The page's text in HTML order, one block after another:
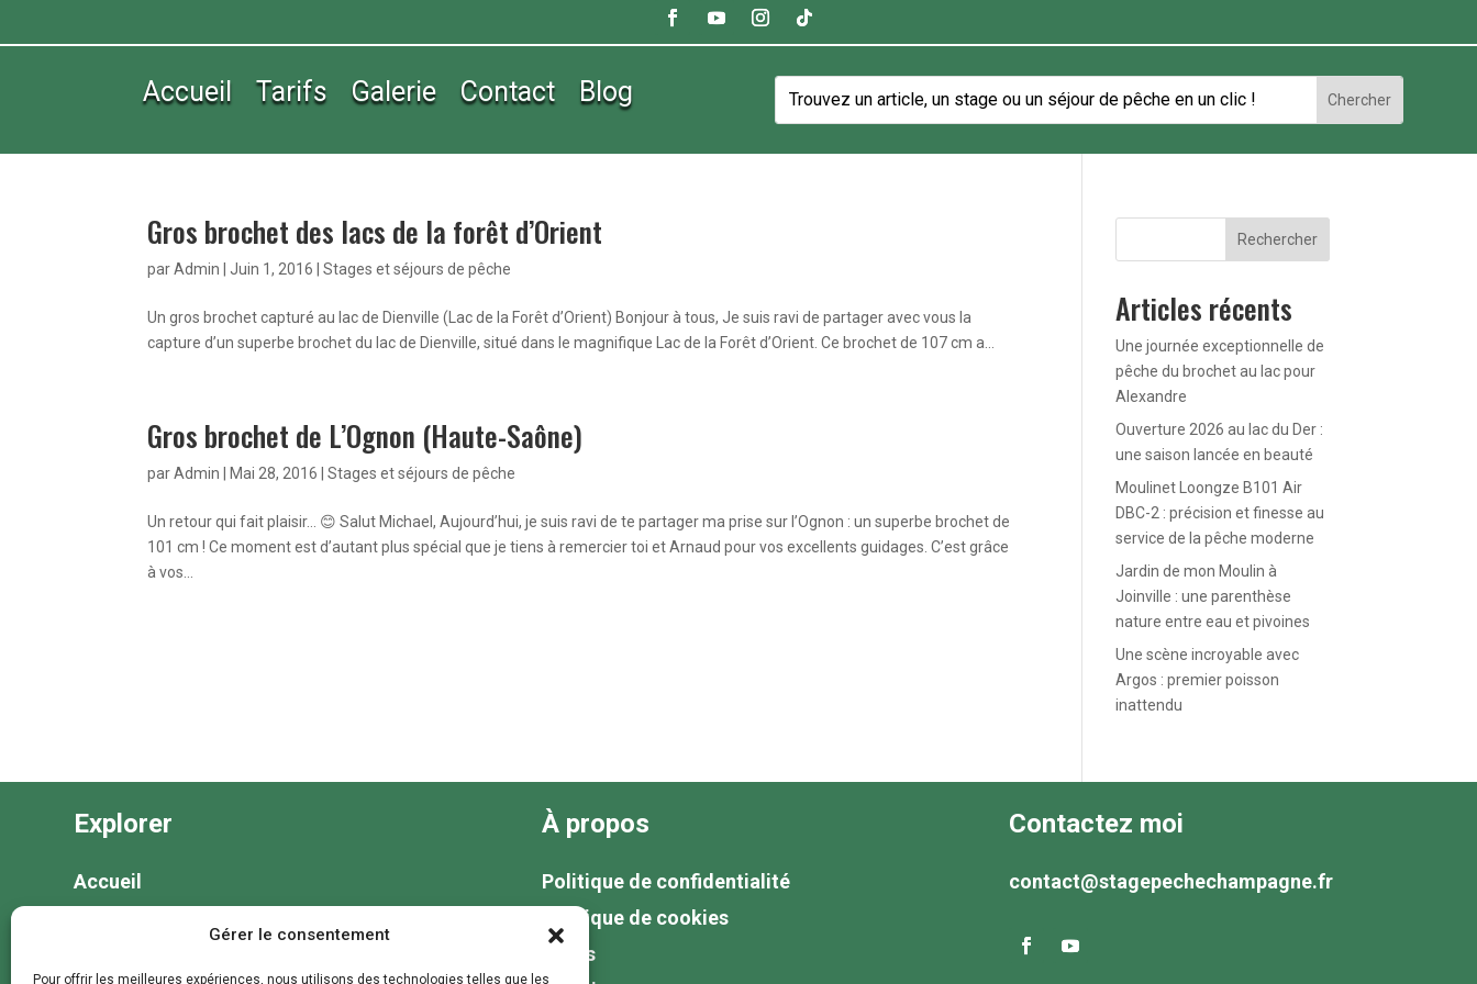
Gérer le consentement
Pour offrir les meilleures expériences, nous utilisons des technologies telles que les
Accueil Tarifs Galerie Contact Blog
Gros brochet des lacs de la forêt d’Orient
parAdmin |Juin 1, 2016 |Stages et séjours de pêche
Un gros brochet capturé au lac de Dienville (Lac de la Forêt d’Orient) Bonjour à tous, Je suis ravi de partager avec vous la
capture d’un superbe brochet du lac de Dienville, situé dans le magnifique Lac de la Forêt d’Orient. Ce brochet de 107 cm a...
Gros brochet de L’Ognon (Haute-Saône)
parAdmin Mai 28, 2016 |Stages et séjours de pêche
Un retour qui fait plaisir… 😊 Salut Michael, Aujourd’hui, je suis ravi de te partager ma prise sur l’Ognon : un superbe brochet de
101 cm ! Ce moment est d’autant plus spécial que je tiens à remercier toi et Arnaud pour vos excellents guidages. C’est grâce
à vos...
Rechercher
Articles récents
Une journée exceptionnelle de
pêche du brochet au lac pour
Alexandre
Ouverture 2026 au lac du Der :
une saison lancée en beauté
Moulinet Loongze B101 Air
DBC-2 : précision et finesse au
service de la pêche moderne
Jardin de mon Moulin à
Joinville : une parenthèse
nature entre eau et pivoines
Une scène incroyable avec
Argos : premier poisson
inattendu
Explorer
Accueil
À propos
Politique de confidentialité
Politique de cookies
Tarifs
Contactez moi
contact@stagepechechampagne.fr